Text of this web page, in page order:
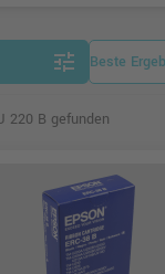
tune
220 B gefunden